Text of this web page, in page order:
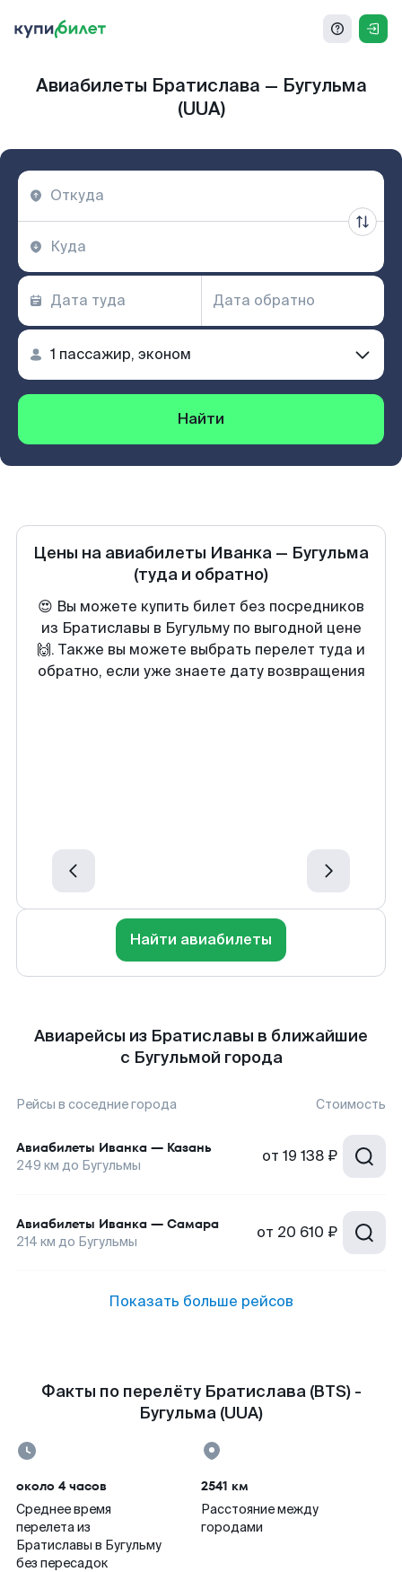
Авиабилеты Братислава — Бугульма
(UUA)
Найти
Цены на авиабилеты Иванка — Бугульма
(туда и обратно)
😍 Вы можете купить билет без посредников
из Братиславы в Бугульму по выгодной цене
🙌. Также вы можете выбрать перелет туда и
обратно, если уже знаете дату возвращения
Найти авиабилеты
Авиарейсы из Братиславы в ближайшие
с Бугульмой города
Рейсы в соседние города Стоимость
Авиабилеты Иванка — Казань
249 км до Бугульмы от 19 138 ₽
Авиабилеты Иванка — Самара
214 км до Бугульмы от 20 610 ₽
Показать больше рейсов
Факты по перелёту Братислава (BTS) -
Бугульма (UUA)
около 4 часов
Среднее время
перелета из
Братиславы в Бугульму
без пересадок
2541 км
Расстояние между
городами